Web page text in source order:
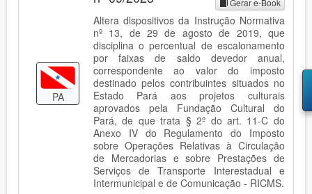
PA
Altera dispositivos da Instrução Normativa
nº 13, de 29 de agosto de 2019, que
disciplina o percentual de escalonamento
por faixas de saldo devedor anual,
correspondente ao valor do imposto
destinado pelos contribuintes situados no
Estado Pará aos projetos culturais
aprovados pela Fundação Cultural do
Pará, de que trata § 2º do art. 11-C do
Anexo IV do Regulamento do Imposto
sobre Operações Relativas à Circulação
de Mercadorias e sobre Prestações de
Serviços de Transporte Interestadual e
Intermunicipal e de Comunicação - RICMS.